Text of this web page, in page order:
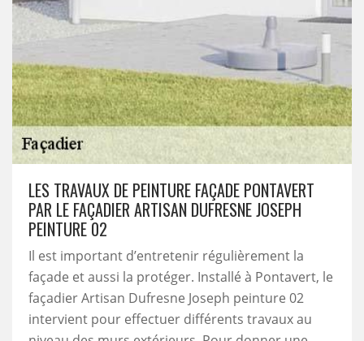
LES TRAVAUX DE PEINTURE FAÇADE PONTAVERT
PAR LE FAÇADIER ARTISAN DUFRESNE JOSEPH
PEINTURE 02
Il est important d’entretenir régulièrement la
façade et aussi la protéger. Installé à Pontavert, le
façadier Artisan Dufresne Joseph peinture 02
intervient pour effectuer différents travaux au